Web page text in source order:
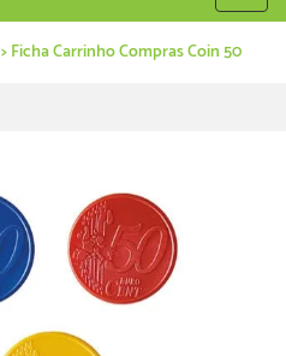
menu
> Ficha Carrinho Compras Coin 50